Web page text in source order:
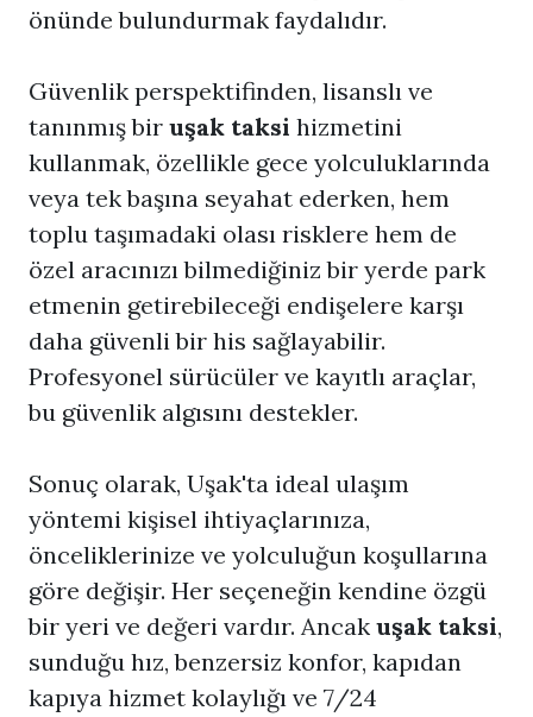
önünde bulundurmak faydalıdır.
Güvenlik perspektifinden, lisanslı ve
tanınmış bir uşak taksi hizmetini
kullanmak, özellikle gece yolculuklarında
veya tek başına seyahat ederken, hem
toplu taşımadaki olası risklere hem de
özel aracınızı bilmediğiniz bir yerde park
etmenin getirebileceği endişelere karşı
daha güvenli bir his sağlayabilir.
Profesyonel sürücüler ve kayıtlı araçlar,
bu güvenlik algısını destekler.
Sonuç olarak, Uşak'ta ideal ulaşım
yöntemi kişisel ihtiyaçlarınıza,
önceliklerinize ve yolculuğun koşullarına
göre değişir. Her seçeneğin kendine özgü
bir yeri ve değeri vardır. Ancak uşak taksi,
sunduğu hız, benzersiz konfor, kapıdan
kapıya hizmet kolaylığı ve 7/24